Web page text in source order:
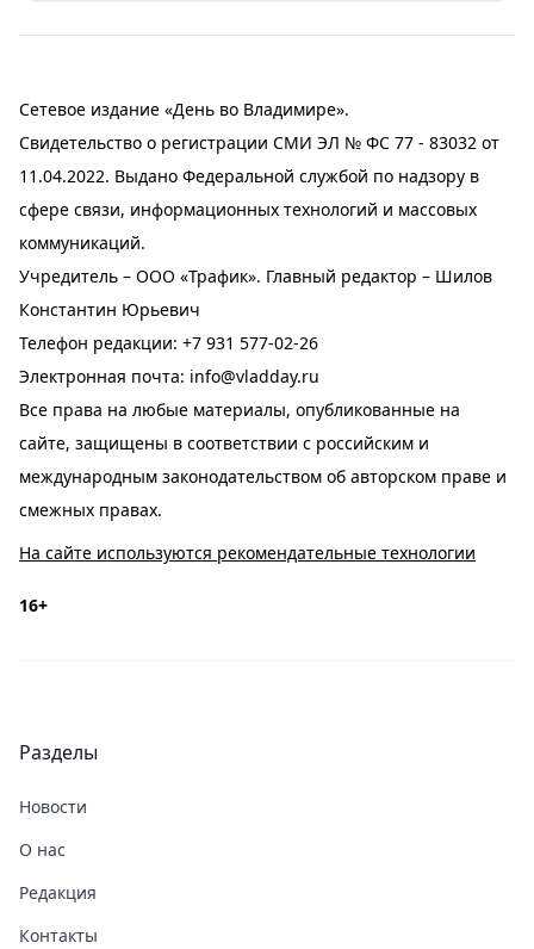
Сетевое издание «День во Владимире».
Свидетельство о регистрации СМИ ЭЛ № ФС 77 - 83032 от
11.04.2022. Выдано Федеральной службой по надзору в
сфере связи, информационных технологий и массовых
коммуникаций.
Учредитель – ООО «Трафик». Главный редактор – Шилов
Константин Юрьевич
Телефон редакции: +7 931 577-02-26
Электронная почта: info@vladday.ru
Все права на любые материалы, опубликованные на
сайте, защищены в соответствии с российским и
международным законодательством об авторском праве и
смежных правах.
На сайте используются рекомендательные технологии
16+
Разделы
Новости
О нас
Редакция
Контакты